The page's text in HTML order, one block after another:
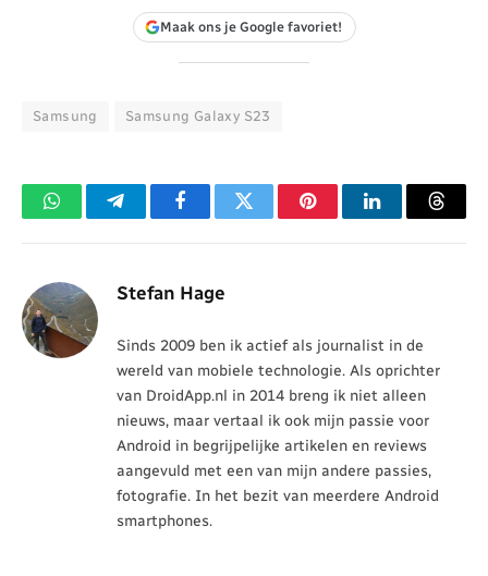
Maak ons je Google favoriet!
Samsung Samsung Galaxy S23
WhatsAppTelegramFacebookTwitter PinterestLinkedIn
Stefan Hage
Sinds 2009 ben ik actief als journalist in de
wereld van mobiele technologie. Als oprichter
van DroidApp.nl in 2014 breng ik niet alleen
nieuws, maar vertaal ik ook mijn passie voor
Android in begrijpelijke artikelen en reviews
aangevuld met een van mijn andere passies,
fotografie. In het bezit van meerdere Android
smartphones.